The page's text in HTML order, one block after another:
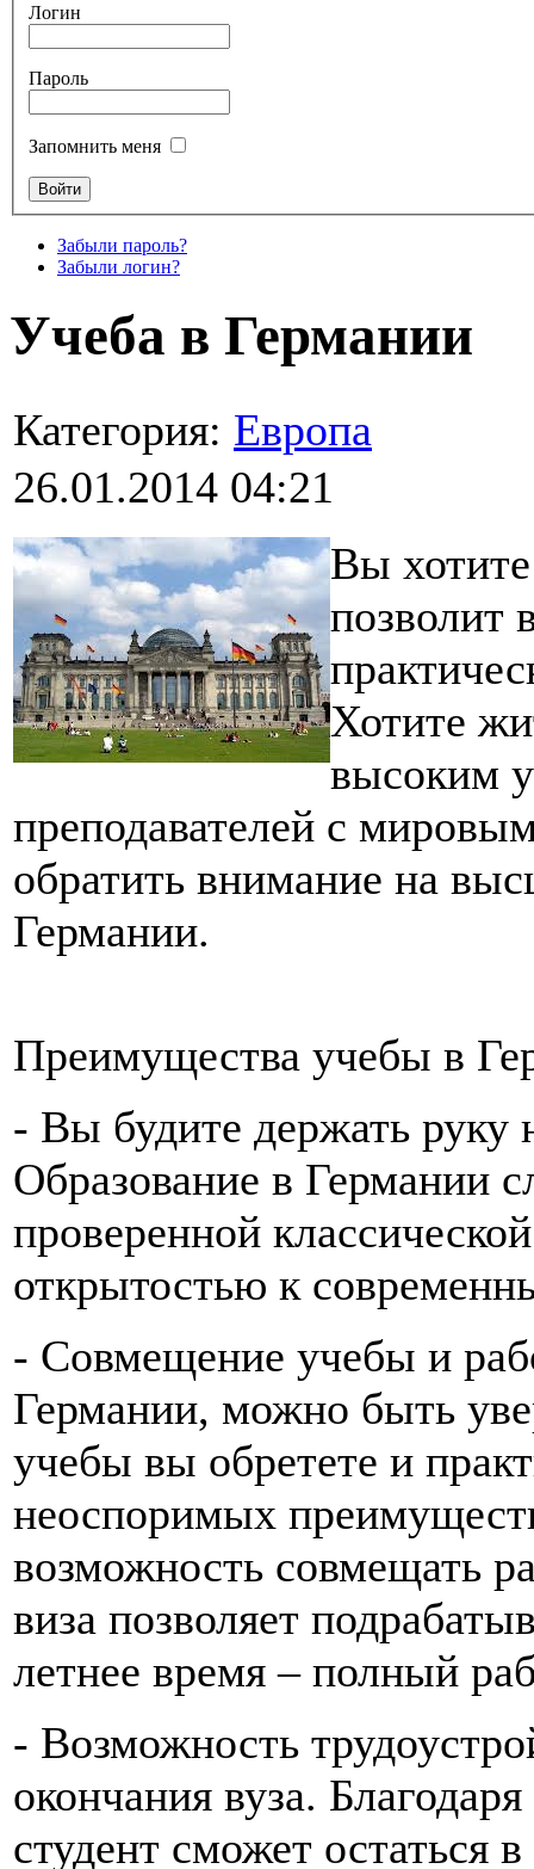
Логин
Пароль
Запомнить меня
Забыли пароль?
Забыли логин?
Учеба в Германии
Категория: Европа
26.01.2014 04:21
Вы хотите
позволит
Хотите
высоким
преподавателей с
обратить внимание на
Германии.
Преимущества учебы в
- Вы будите держать руку
Образование в Германии
проверенной
открытостью к
- Совмещение учебы и
Германии, можно быть
учебы вы обретете и
неоспоримых
возможность совмещать
виза позволяет
летнее время – полный
- Возможность
окончания вуза.
студент сможет остаться